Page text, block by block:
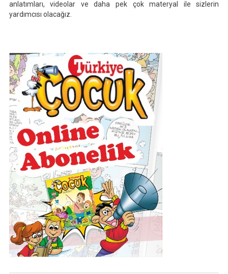
anlatımları, videolar ve daha pek çok materyal ile sizlerin
yardımcısı olacağız.